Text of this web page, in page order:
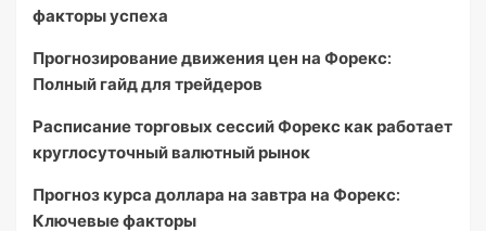
факторы успеха
Прогнозирование движения цен на Форекс:
Полный гайд для трейдеров
Расписание торговых сессий Форекс как работает
круглосуточный валютный рынок
Прогноз курса доллара на завтра на Форекс:
Ключевые факторы